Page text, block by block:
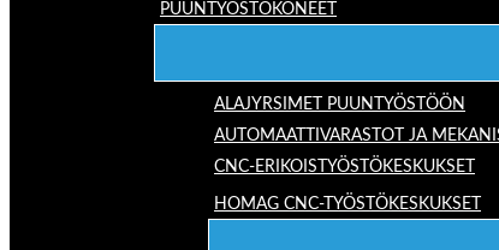
PUUNTYÖSTÖKONEET
ALAJYRSIMET PUUNTYÖSTÖÖN
AUTOMAATTIVARASTOT JA
CNC-ERIKOISTYÖSTÖKESKUKSET
HOMAG CNC-TYÖSTÖKESKUKSET